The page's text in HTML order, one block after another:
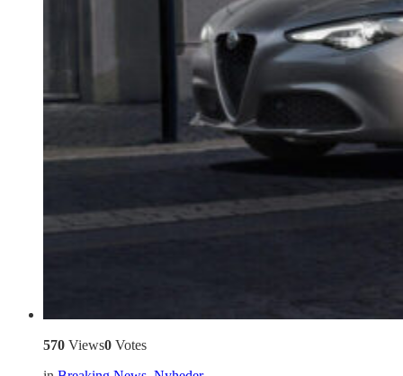
570 Views0 Votes